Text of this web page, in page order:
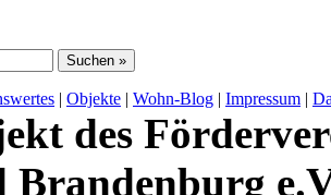
| Objekte | Wohn-Blog | Impressum |
des
Brandenburg